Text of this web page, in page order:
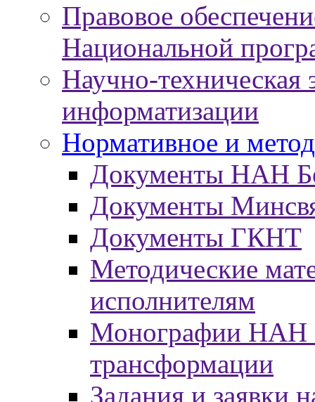
Правовое
Национальной
Научно-техническая
информатизации
Нормативное и
Документы НАН
Документы
Документы ГКНТ
Методические
исполнителям
Монографии НАН
трансформации
Задания и заявки